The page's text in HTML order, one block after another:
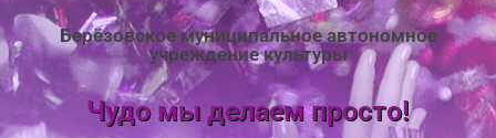
Берёзовское муниципальное автономное
учреждение культуры
Чудо мы делаем просто!